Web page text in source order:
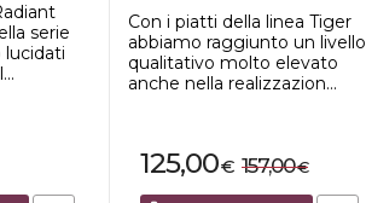
serie
lucidati
Con i piatti della linea Tiger
abbiamo raggiunto un livello
qualitativo molto elevato
anche nella realizzazion...
€
125,00 €
157,00